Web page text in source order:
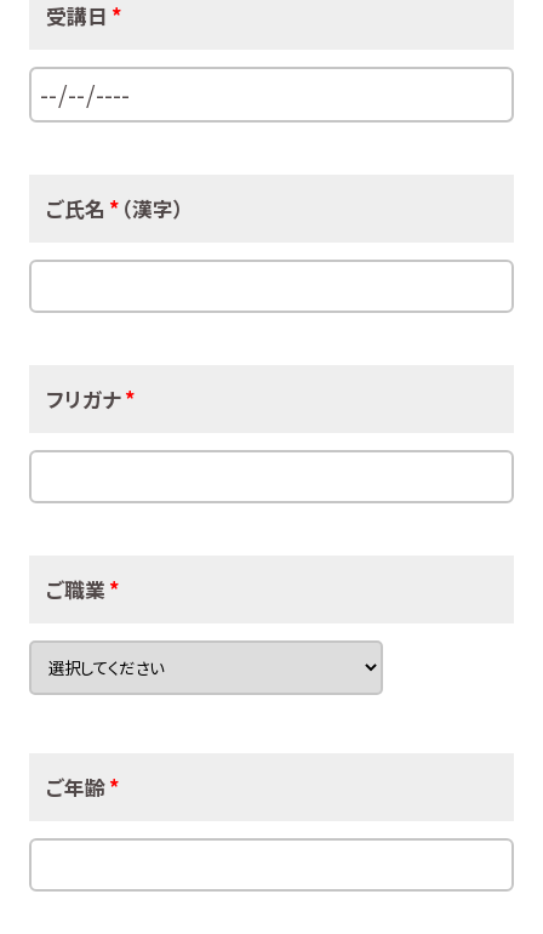
受講日 *
ご氏名 * （漢字）
フリガナ*
ご職業 *
ご年齢*